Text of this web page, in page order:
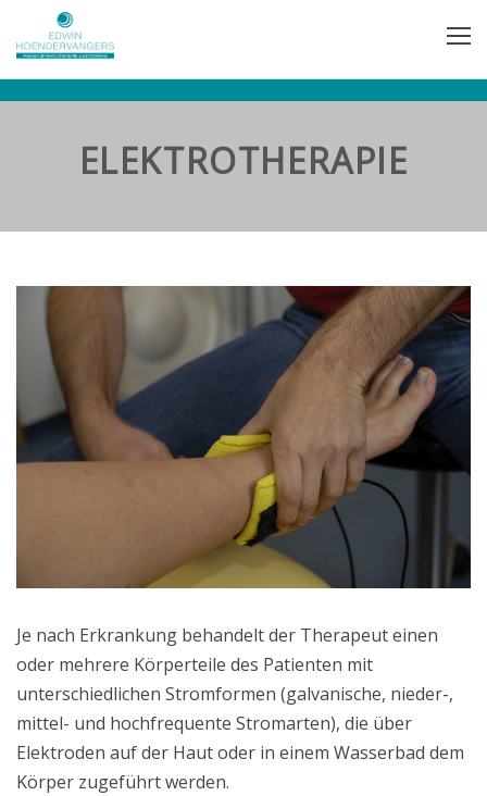
ELEKTROTHERAPIE
Je nach Erkrankung behandelt der Therapeut einen
oder mehrere Körperteile des Patienten mit
unterschiedlichen Stromformen (galvanische, nieder-,
mittel- und hochfrequente Stromarten), die über
Elektroden auf der Haut oder in einem Wasserbad dem
Körper zugeführt werden.